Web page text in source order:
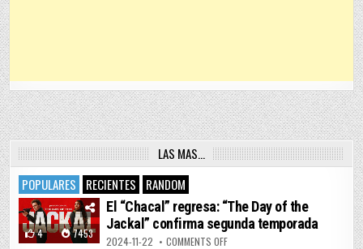
LAS MAS…
POPULARES
RECIENTES RANDOM
4 7453
El “Chacal” regresa: “The Day of the
Jackal” confirma segunda temporada
2024-11-22 COMMENTS OFFON EL “CHACAL” REGRESA: “THE